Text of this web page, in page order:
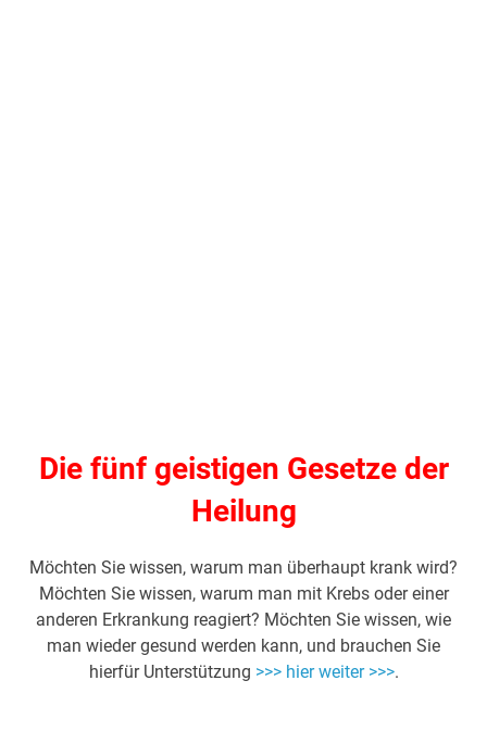
Die fünf geistigen Gesetze der
Heilung
Möchten Sie wissen, warum man überhaupt krank wird?
Möchten Sie wissen, warum man mit Krebs oder einer
anderen Erkrankung reagiert? Möchten Sie wissen, wie
man wieder gesund werden kann, und brauchen Sie
hierfür Unterstützung >>> hier weiter >>>.